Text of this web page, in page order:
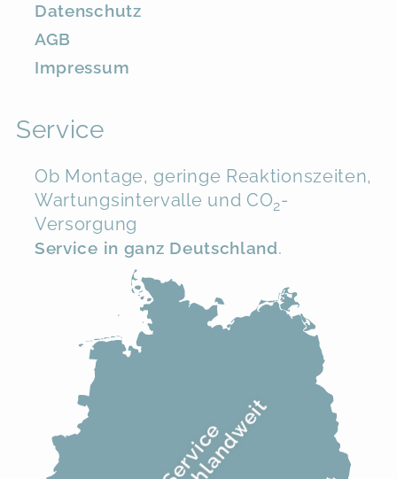
Datenschutz
AGB
Impressum
Service
Ob Montage, geringe Reaktionszeiten,
Wartungsintervalle und CO2-
Versorgung
Service in ganz Deutschland.
Service